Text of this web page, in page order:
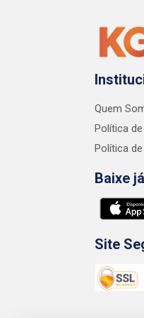
Quem
Política
Política
Baixe
Site